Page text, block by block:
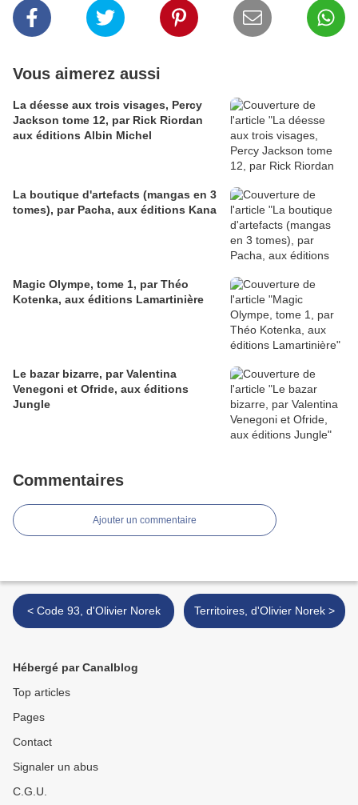
Vous aimerez aussi
La déesse aux trois visages, Percy
Jackson tome 12, par Rick Riordan
aux éditions Albin Michel
La boutique d'artefacts (mangas en 3
tomes), par Pacha, aux éditions Kana
Magic Olympe, tome 1, par Théo
Kotenka, aux éditions Lamartinière
Le bazar bizarre, par Valentina
Venegoni et Ofride, aux éditions
Jungle
Commentaires
Ajouter un commentaire
< Code 93, d'Olivier Norek Territoires, d'Olivier Norek >
Hébergé par Canalblog
Top articles
Pages
Contact
Signaler un abus
C.G.U.